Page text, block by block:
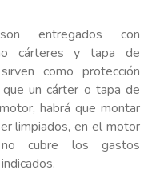
entregados con
cárteres y tapa de
como protección
un cárter o tapa de
habrá que montar
limpiados, en el motor
no cubre los gastos